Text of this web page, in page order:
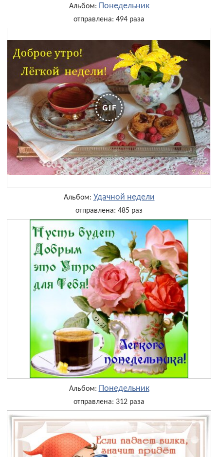
Альбом: Понедельник
отправлена: 494 раза
Альбом: Удачной недели
отправлена: 485 раз
Альбом: Понедельник
отправлена: 312 раза